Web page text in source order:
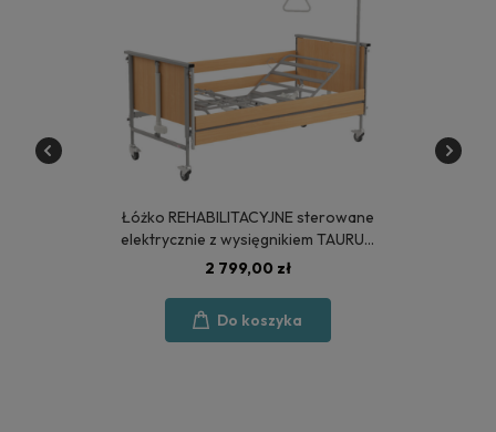
Łóżko REHABILITACYJNE sterowane
elektrycznie z wysięgnikiem TAURUS
2 - POLSKA PRODUKCJA
2 799,00 zł
Do koszyka